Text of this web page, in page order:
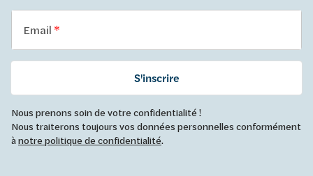
Email
S'inscrire
Nous prenons soin de votre confidentialité !
Nous traiterons toujours vos données personnelles conformément
ànotre politique de confidentialité.